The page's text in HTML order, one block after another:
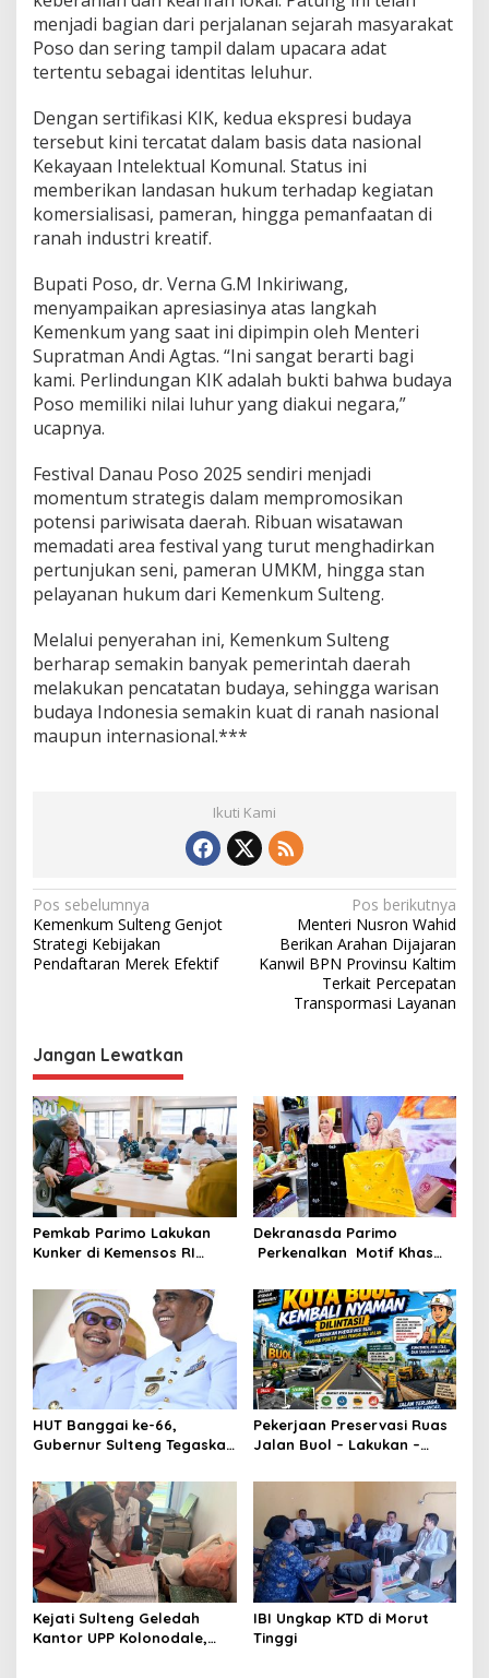
menjadi bagian dari perjalanan sejarah masyarakat
Poso dan sering tampil dalam upacara adat
tertentu sebagai identitas leluhur.
Dengan sertifikasi KIK, kedua ekspresi budaya
tersebut kini tercatat dalam basis data nasional
Kekayaan Intelektual Komunal. Status ini
memberikan landasan hukum terhadap kegiatan
komersialisasi, pameran, hingga pemanfaatan di
ranah industri kreatif.
Bupati Poso, dr. Verna G.M Inkiriwang,
menyampaikan apresiasinya atas langkah
Kemenkum yang saat ini dipimpin oleh Menteri
Supratman Andi Agtas. “Ini sangat berarti bagi
kami. Perlindungan KIK adalah bukti bahwa budaya
Poso memiliki nilai luhur yang diakui negara,”
ucapnya.
Festival Danau Poso 2025 sendiri menjadi
momentum strategis dalam mempromosikan
potensi pariwisata daerah. Ribuan wisatawan
memadati area festival yang turut menghadirkan
pertunjukan seni, pameran UMKM, hingga stan
pelayanan hukum dari Kemenkum Sulteng.
Melalui penyerahan ini, Kemenkum Sulteng
berharap semakin banyak pemerintah daerah
melakukan pencatatan budaya, sehingga warisan
budaya Indonesia semakin kuat di ranah nasional
maupun internasional.***
Ikuti Kami
N
a
v
a
s
i
p
o
s
Pos sebelumnya
Kemenkum Sulteng Genjot
Strategi Kebijakan
Pendaftaran Merek Efektif
Pos berikutnya
Menteri Nusron Wahid
Berikan Arahan Dijajaran
Kanwil BPN Provinsu Kaltim
Terkait Percepatan
Transpormasi Layanan
Jangan Lewatkan
Pemkab Parimo Lakukan
Kunker di Kemensos RI
Parimo
Dekranasda Parimo
Perkenalkan Motif Khas
Saga di HUT ke-46
Dekranas
HUT Banggai ke-66,
Gubernur Sulteng Tegaskan
Kemajuan Daerah
Pekerjaan Preservasi Ruas
Jalan Buol – Lakukan –
Rampung Warga Buol
Sangat Legah
Kejati Sulteng Geledah
Kantor UPP Kolonodale,
IBI Ungkap KTD di Morut
Tinggi